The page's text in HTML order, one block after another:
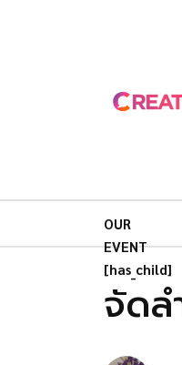
OUR
EVENT
[has_child]
จัดล